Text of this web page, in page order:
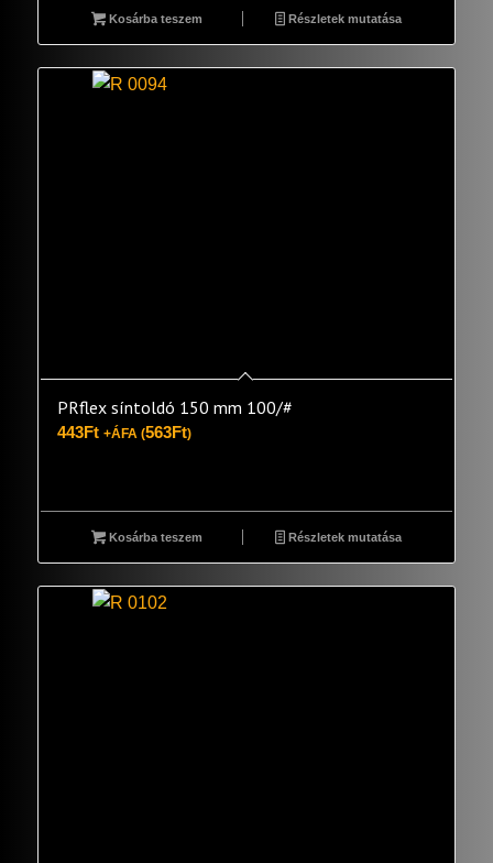
Kosárba teszem Részletek mutatása
PRflex síntoldó 150 mm 100/#
443Ft +ÁFA (563Ft)
Kosárba teszem Részletek mutatása